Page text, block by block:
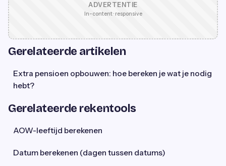
ADVERTENTIE
In-content · responsive
Gerelateerde artikelen
Extra pensioen opbouwen: hoe bereken je wat je nodig
hebt?
Gerelateerde rekentools
AOW-leeftijd berekenen
Datum berekenen (dagen tussen datums)